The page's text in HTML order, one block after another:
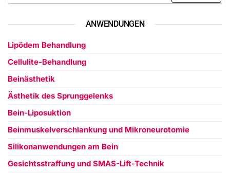
ANWENDUNGEN
Lipödem Behandlung
Cellulite-Behandlung
Beinästhetik
Ästhetik des Sprunggelenks
Bein-Liposuktion
Beinmuskelverschlankung und Mikroneurotomie
Silikonanwendungen am Bein
Gesichtsstraffung und SMAS-Lift-Technik